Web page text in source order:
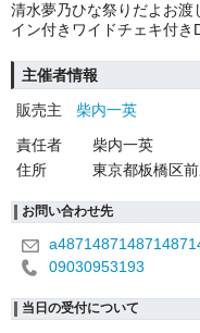
清水夢乃ひな祭りだよお
イン付きワイドチェキ付
主催者情報
販売主
柴内一英
責任者
柴内一英
住所
東京都板橋区
お問い合わせ先
09030953193
当日の受付について